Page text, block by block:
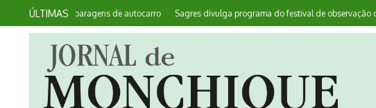
Ir para o conteúdo
ÚLTIMAS
requalifica paragens de autocarro Sagres divulga programa do festival de observação de aves